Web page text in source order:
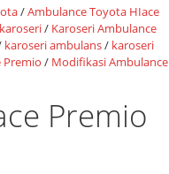
/Ambulance Toyota HIace
karoseri/ Karoseri Ambulance
karoseri ambulans/ karoseri
Premio / Modifikasi Ambulance
Premio